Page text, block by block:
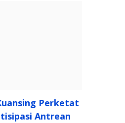
Perketat
Antrean